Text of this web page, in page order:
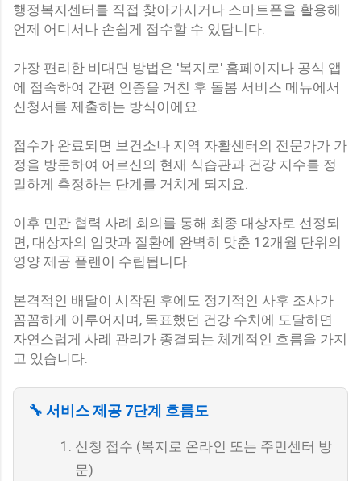
행정복지센터를 직접 찾아가시거나 스마트폰을 활용해
언제 어디서나 손쉽게 접수할 수 있답니다.
가장 편리한 비대면 방법은 '복지로' 홈페이지나 공식 앱
에 접속하여 간편 인증을 거친 후 돌봄 서비스 메뉴에서
신청서를 제출하는 방식이에요.
접수가 완료되면 보건소나 지역 자활센터의 전문가가 가
정을 방문하여 어르신의 현재 식습관과 건강 지수를 정
밀하게 측정하는 단계를 거치게 되지요.
이후 민관 협력 사례 회의를 통해 최종 대상자로 선정되
면, 대상자의 입맛과 질환에 완벽히 맞춘 12개월 단위의
영양 제공 플랜이 수립됩니다.
본격적인 배달이 시작된 후에도 정기적인 사후 조사가
꼼꼼하게 이루어지며, 목표했던 건강 수치에 도달하면
자연스럽게 사례 관리가 종결되는 체계적인 흐름을 가지
고 있습니다.
🔧 서비스 제공 7단계 흐름도
신청 접수 (복지로 온라인 또는 주민센터 방
문)